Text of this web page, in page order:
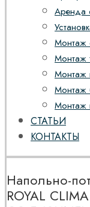
Аренда
Монтаж
Монтаж
Монтаж
Монтаж
Монтаж
СТАТЬИ
КОНТАКТЫ
Напольно-
ROYAL